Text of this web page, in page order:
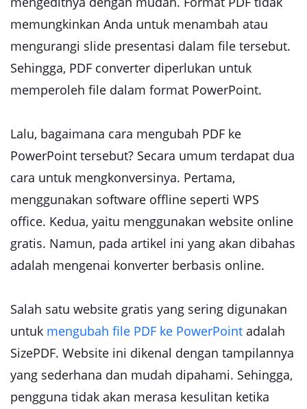
memungkinkan Anda untuk menambah atau
mengurangi slide presentasi dalam file tersebut.
Sehingga, PDF converter diperlukan untuk
memperoleh file dalam format PowerPoint.
Lalu, bagaimana cara mengubah PDF ke
PowerPoint tersebut? Secara umum terdapat dua
cara untuk mengkonversinya. Pertama,
menggunakan software offline seperti WPS
office. Kedua, yaitu menggunakan website online
gratis. Namun, pada artikel ini yang akan dibahas
adalah mengenai konverter berbasis online.
Salah satu website gratis yang sering digunakan
untuk mengubah file PDF ke PowerPoint adalah
SizePDF. Website ini dikenal dengan tampilannya
yang sederhana dan mudah dipahami. Sehingga,
pengguna tidak akan merasa kesulitan ketika